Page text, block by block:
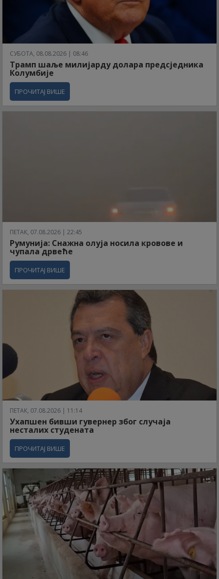
СУБОТА, 08.08.2026 | 08:46
Трамп шаље милијарду долара предсједника
Колумбије
ПРОЧИТАЈ ВИШЕ
ПЕТАК, 07.08.2026 | 22:45
Румунија: Снажна олуја носила кровове и
чупала дрвеће
ПРОЧИТАЈ ВИШЕ
ПЕТАК, 07.08.2026 | 11:14
Ухапшен бивши гувернер због случаја
несталих студената
ПРОЧИТАЈ ВИШЕ